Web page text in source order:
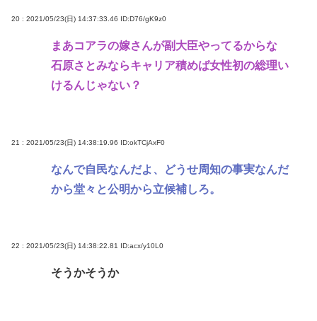
20 : 2021/05/23(日) 14:37:33.46 ID:D76/gK9z0
まあコアラの嫁さんが副大臣やってるからな
石原さとみならキャリア積めば女性初の総理い
けるんじゃない？
21 : 2021/05/23(日) 14:38:19.96 ID:okTCjAxF0
なんで自民なんだよ、どうせ周知の事実なんだ
から堂々と公明から立候補しろ。
22 : 2021/05/23(日) 14:38:22.81 ID:acx/y10L0
そうかそうか